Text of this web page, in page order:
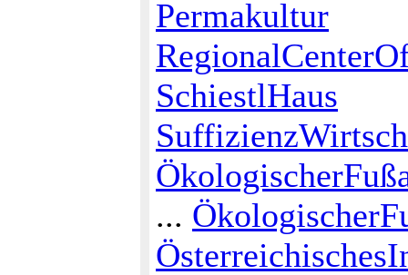
Permakultur
SchiestlHaus
...